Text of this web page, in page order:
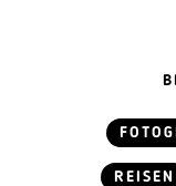
REISEN